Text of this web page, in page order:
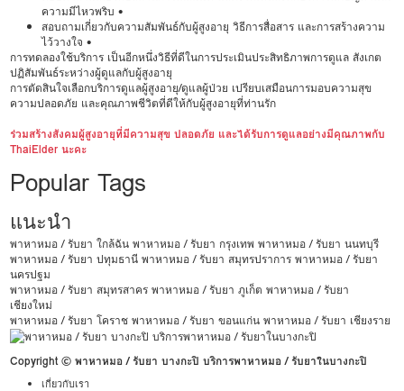
ความมีไหวพริบ •
สอบถามเกี่ยวกับความสัมพันธ์กับผู้สูงอายุ วิธีการสื่อสาร และการสร้างความ
ไว้วางใจ •
การทดลองใช้บริการ เป็นอีกหนึ่งวิธีที่ดีในการประเมินประสิทธิภาพการดูแล สังเกต
ปฏิสัมพันธ์ระหว่างผู้ดูแลกับผู้สูงอายุ
การตัดสินใจเลือกบริการดูแลผู้สูงอายุ/ดูแลผู้ป่วย เปรียบเสมือนการมอบความสุข
ความปลอดภัย และคุณภาพชีวิตที่ดีให้กับผู้สูงอายุที่ท่านรัก
ร่วมสร้างสังคมผู้สูงอายุที่มีความสุข ปลอดภัย และได้รับการดูแลอย่างมีคุณภาพกับ
ThaiElder นะคะ
Popular Tags
แนะนำ
พาหาหมอ / รับยา ใกล้ฉัน พาหาหมอ / รับยา กรุงเทพ พาหาหมอ / รับยา นนทบุรี
พาหาหมอ / รับยา ปทุมธานี พาหาหมอ / รับยา สมุทรปราการ พาหาหมอ / รับยา
นครปฐม
พาหาหมอ / รับยา สมุทรสาคร พาหาหมอ / รับยา ภูเก็ต พาหาหมอ / รับยา
เชียงใหม่
พาหาหมอ / รับยา โคราช พาหาหมอ / รับยา ขอนแก่น พาหาหมอ / รับยา เชียงราย
Copyright © พาหาหมอ / รับยา บางกะปิ บริการพาหาหมอ / รับยาในบางกะปิ
เกี่ยวกับเรา